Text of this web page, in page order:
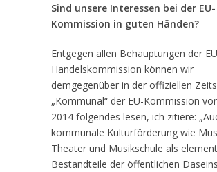
Sind unsere Interessen bei der EU-
Kommission in guten Händen?
Entgegen allen Behauptungen der
Handelskommission können wir
demgegenüber in der offiziellen
„Kommunal“ der EU-Kommission
2014 folgendes lesen, ich zitiere:
kommunale Kulturförderung wie
Theater und Musikschule als
Bestandteile der öffentlichen